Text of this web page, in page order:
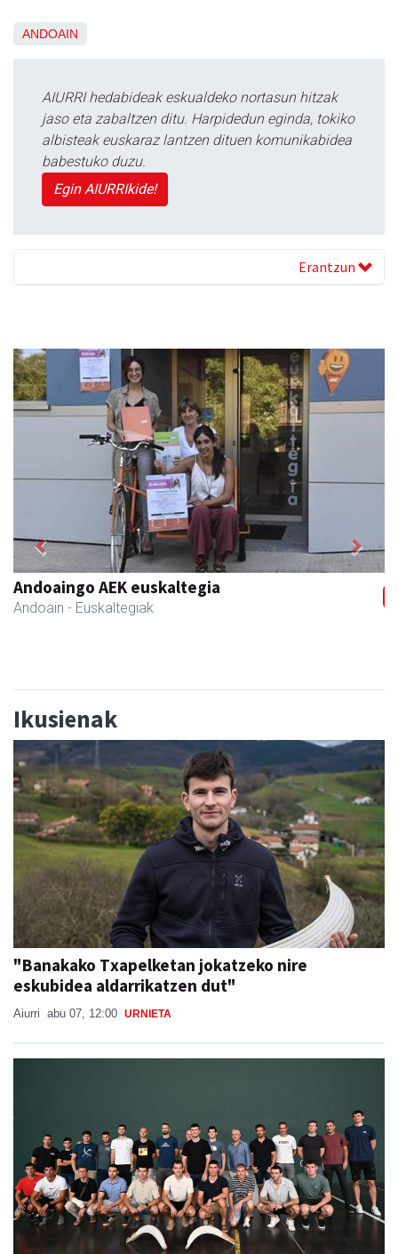
ANDOAIN
AIURRI hedabideak eskualdeko nortasun hitzak
jaso eta zabaltzen ditu. Harpidedun eginda, tokiko
albisteak euskaraz lantzen dituen komunikabidea
babestuko duzu.
Egin AIURRIkide!
Erantzun
Xixori belar-denda
Andoain - Belar-denda
Previous Next
Ikusienak
"Banakako Txapelketan jokatzeko nire
eskubidea aldarrikatzen dut"
Aiurri abu 07, 12:00 URNIETA